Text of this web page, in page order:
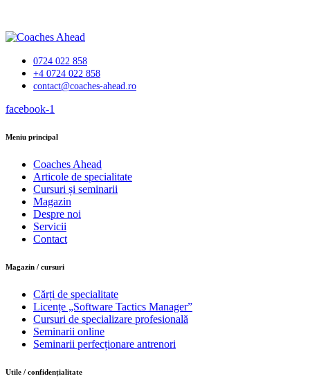
0724 022 858
+4 0724 022 858
contact@coaches-ahead.ro
facebook-1
Meniu principal
Coaches Ahead
Articole de specialitate
Cursuri și seminarii
Magazin
Despre noi
Servicii
Contact
Magazin / cursuri
Cărți de specialitate
Licențe „Software Tactics Manager”
Cursuri de specializare profesională
Seminarii online
Seminarii perfecționare antrenori
Utile / confidențialitate